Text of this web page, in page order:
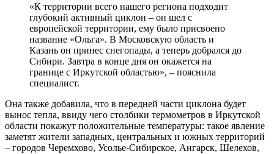
«К территории всего нашего региона подходит
глубокий активный циклон – он шел с
европейской территории, ему было присвоено
название «Ольга». В Московскую область и
Казань он принес снегопады, а теперь добрался до
Сибири. Завтра в конце дня он окажется на
границе с Иркутской областью», – пояснила
специалист.
Она также добавила, что в передней части циклона будет
вынос тепла, ввиду чего столбики термометров в Иркутской
области покажут положительные температуры: такое явление
заметят жители западных, центральных и южных территорий
– городов Черемхово, Усолье-Сибирское, Ангарск, Шелехов,